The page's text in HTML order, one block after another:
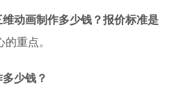
维动画制作多少钱？报价标准是
重点。
少钱？